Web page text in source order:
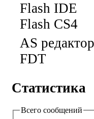
Flash IDE
Flash CS4
AS редактор
FDT
Статистика
Всего сообщений